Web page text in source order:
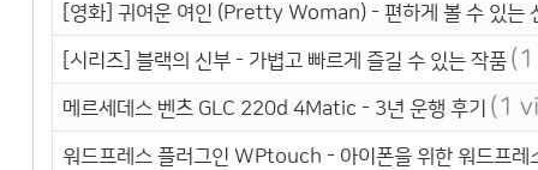
[영화] 귀여운 여인 (Pretty Woman) - 편하게 볼 수 있는
[시리즈] 블랙의 신부 - 가볍고 빠르게 즐길 수 있는 작품
메르세데스 벤츠 GLC 220d 4Matic - 3년 운행 후기 (1
워드프레스 플러그인 WPtouch - 아이폰을 위한 워드프레